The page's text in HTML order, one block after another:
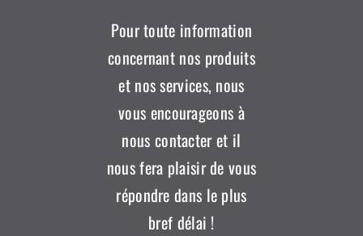
Pour toute information
concernant nos produits
et nos services, nous
vous encourageons à
nous contacter et il
nous fera plaisir de vous
répondre dans le plus
bref délai !